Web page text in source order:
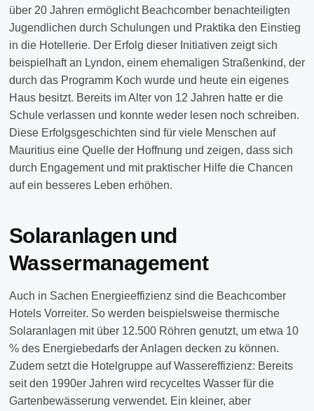
über 20 Jahren ermöglicht Beachcomber benachteiligten
Jugendlichen durch Schulungen und Praktika den Einstieg
in die Hotellerie. Der Erfolg dieser Initiativen zeigt sich
beispielhaft an Lyndon, einem ehemaligen Straßenkind, der
durch das Programm Koch wurde und heute ein eigenes
Haus besitzt. Bereits im Alter von 12 Jahren hatte er die
Schule verlassen und konnte weder lesen noch schreiben.
Diese Erfolgsgeschichten sind für viele Menschen auf
Mauritius eine Quelle der Hoffnung und zeigen, dass sich
durch Engagement und mit praktischer Hilfe die Chancen
auf ein besseres Leben erhöhen.
Solaranlagen und
Wassermanagement
Auch in Sachen Energieeffizienz sind die Beachcomber
Hotels Vorreiter. So werden beispielsweise thermische
Solaranlagen mit über 12.500 Röhren genutzt, um etwa 10
% des Energiebedarfs der Anlagen decken zu können.
Zudem setzt die Hotelgruppe auf Wassereffizienz: Bereits
seit den 1990er Jahren wird recyceltes Wasser für die
Gartenbewässerung verwendet. Ein kleiner, aber